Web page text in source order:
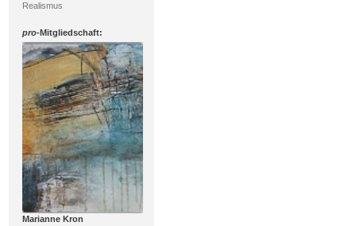
Realismus
pro-Mitgliedschaft:
Marianne Kron